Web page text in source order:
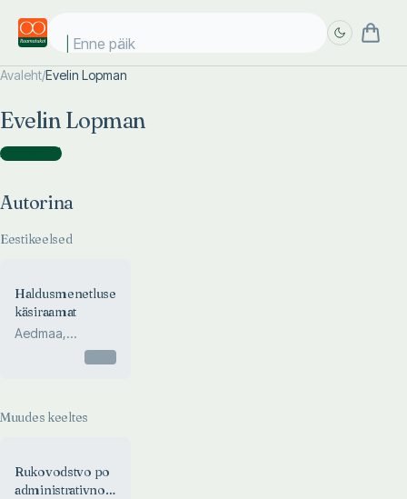
Enne päikes
Avaleht/Evelin Lopman
Evelin Lopman
Autorina )
Autorina
Eestikeelsed
Haldusmenetluse
käsiraamat
Aedmaa,
Lopman, Parrest,
Pilving, Vene
Muudes keeltes
Rukovodstvo po
administrativnomu